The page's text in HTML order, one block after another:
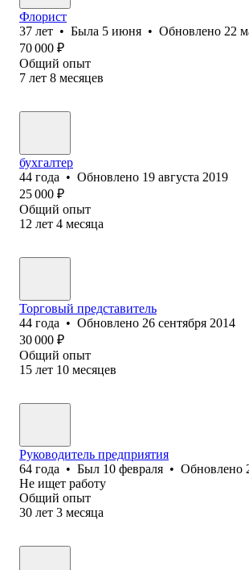
Флорист
37 лет • Была 5 июня • Обновлено 22
70 000 ₽
Общий опыт
7 лет 8 месяцев
бухгалтер
44 года • Обновлено 19 августа 2019
25 000 ₽
Общий опыт
12 лет 4 месяца
Торговый представитель
44 года • Обновлено 26 сентября 2014
30 000 ₽
Общий опыт
15 лет 10 месяцев
Руководитель предприятия
64 года • Был 10 февраля • Обновлено
Не ищет работу
Общий опыт
30 лет 3 месяца